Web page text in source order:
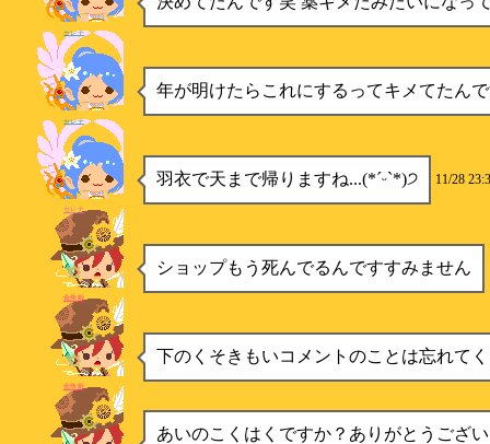
セレナ
年が明けたらこれにするってキメてたん
セレナ
羽衣で天まで帰りますね...(*ˊᵕˋ*)੭ 11/28
セレナ
ショップもう死んでるんですすみません
金魚姫
下のくそきもいコメントのことは忘れて
金魚姫
あいのこくはくですか？ありがとうござ